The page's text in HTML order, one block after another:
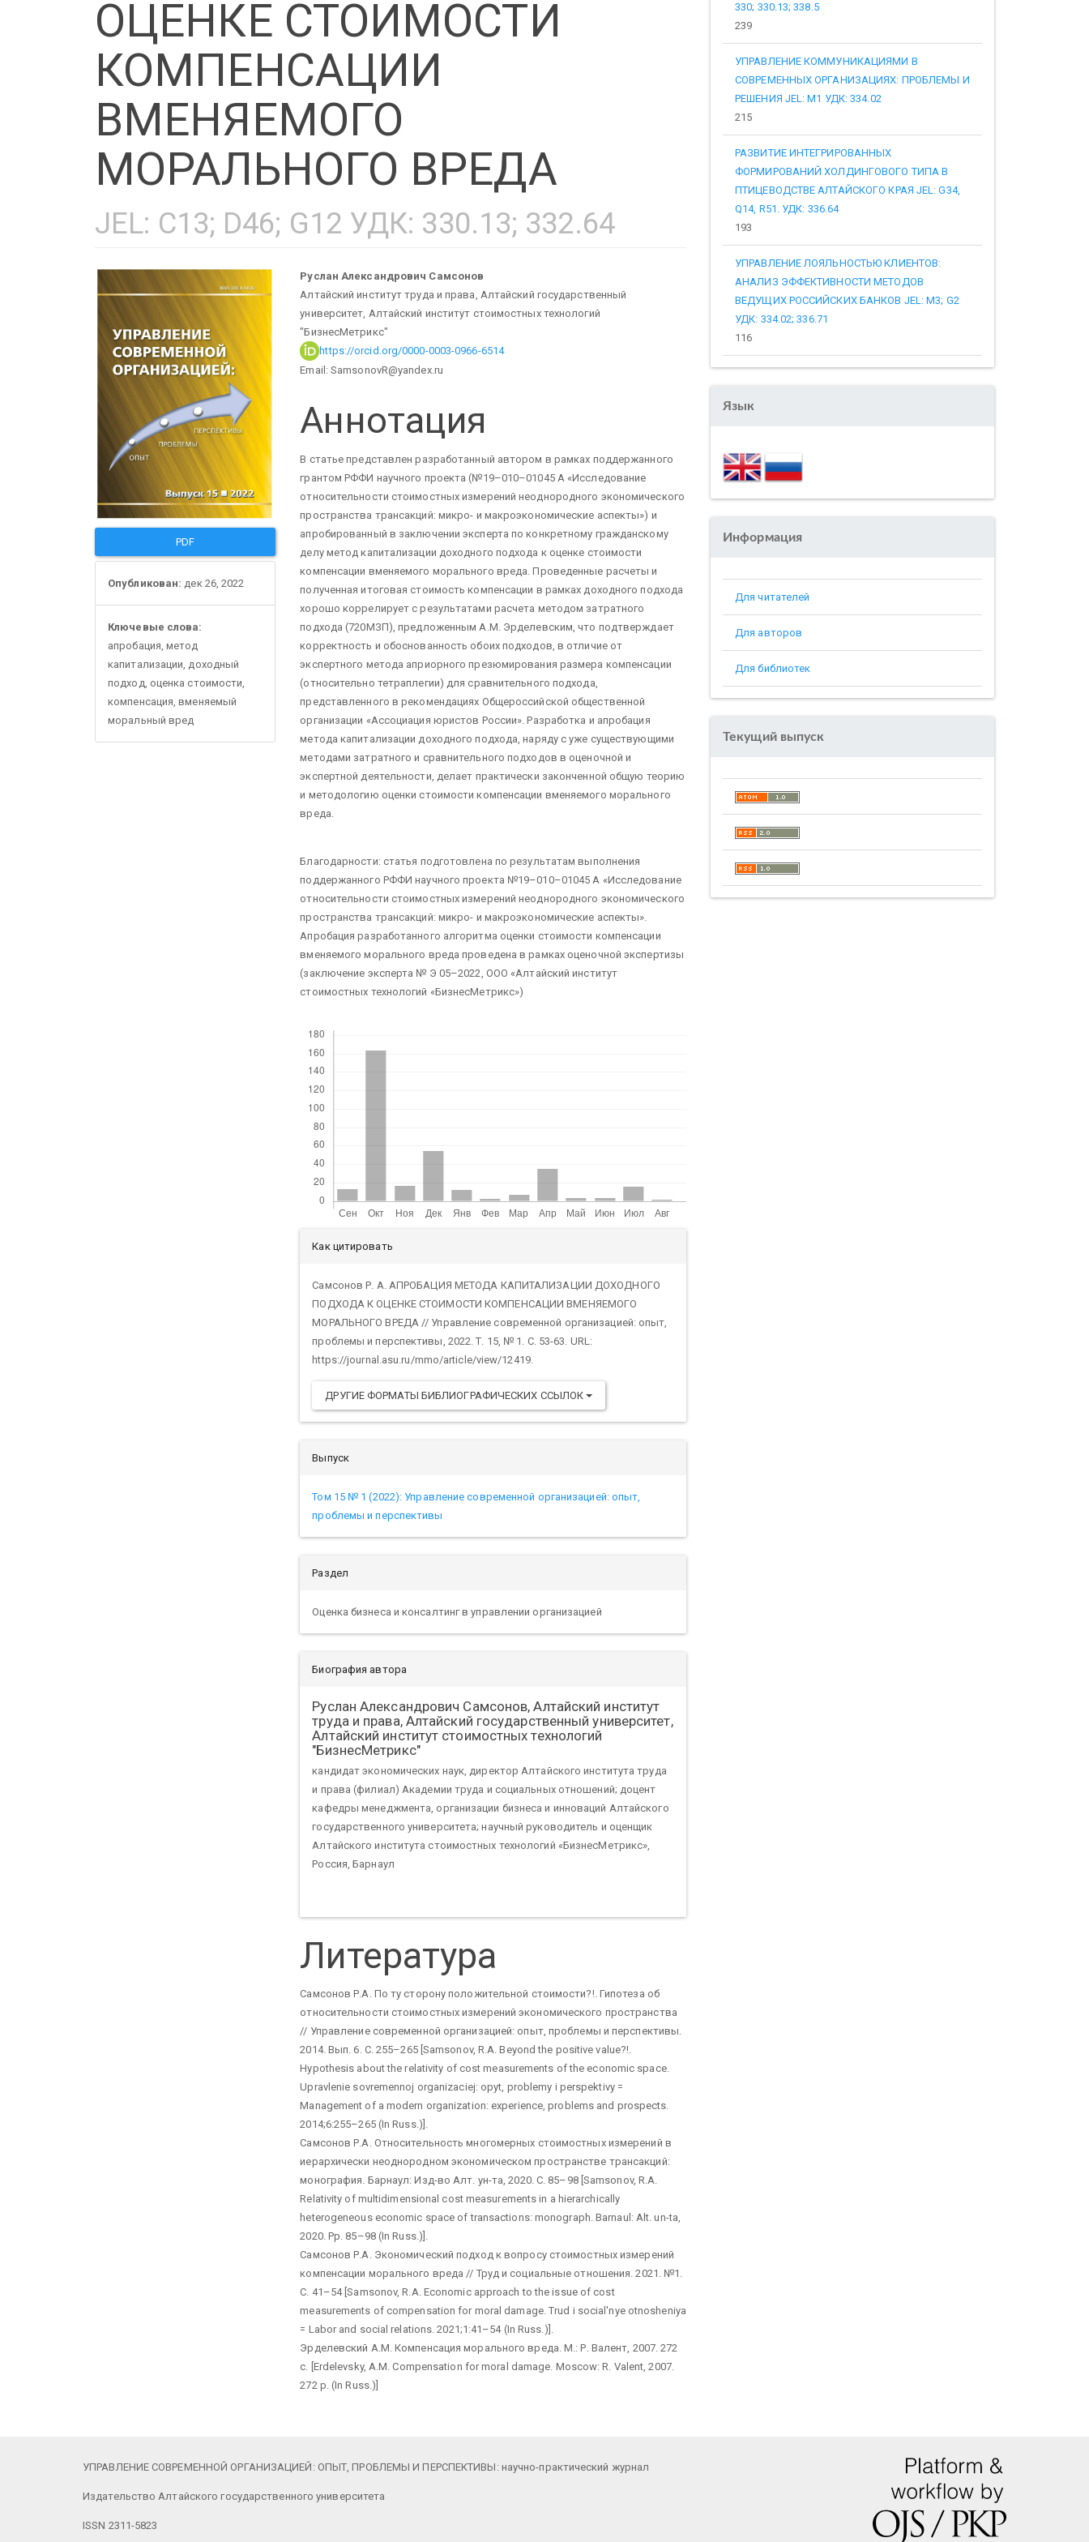
ОЦЕНКЕ СТОИМОСТИ
КОМПЕНСАЦИИ
ВМЕНЯЕМОГО
МОРАЛЬНОГО ВРЕДА
JEL: C13; D46; G12 УДК: 330.13; 332.64
Статья
боковой
панели
PDF
Опубликован: дек 26, 2022
Ключевые слова:
апробация, метод
капитализации, доходный
подход, оценка стоимости,
компенсация, вменяемый
моральный вред
Основное
содержание
статьи
Руслан Александрович Самсонов
Алтайский институт труда и права, Алтайский государственный
университет, Алтайский институт стоимостных технологий
"БизнесМетрикс"
https://orcid.org/0000-0003-0966-6514
Email: SamsonovR@yandex.ru
Аннотация
В статье представлен разработанный автором в рамках поддержанного
грантом РФФИ научного проекта (№19–010–01045 А «Исследование
относительности стоимостных измерений неоднородного экономического
пространства трансакций: микро- и макроэкономические аспекты») и
апробированный в заключении эксперта по конкретному гражданскому
делу метод капитализации доходного подхода к оценке стоимости
компенсации вменяемого морального вреда. Проведенные расчеты и
полученная итоговая стоимость компенсации в рамках доходного подхода
хорошо коррелирует с результатами расчета методом затратного
подхода (720МЗП), предложенным А.М. Эрделевским, что подтверждает
корректность и обоснованность обоих подходов, в отличие от
экспертного метода априорного презюмирования размера компенсации
(относительно тетраплегии) для сравнительного подхода,
представленного в рекомендациях Общероссийской общественной
организации «Ассоциация юристов России». Разработка и апробация
метода капитализации доходного подхода, наряду с уже существующими
методами затратного и сравнительного подходов в оценочной и
экспертной деятельности, делает практически законченной общую теорию
и методологию оценки стоимости компенсации вменяемого морального
вреда.
Благодарности: статья подготовлена по результатам выполнения
поддержанного РФФИ научного проекта №19–010–01045 А «Исследование
относительности стоимостных измерений неоднородного экономического
пространства трансакций: микро- и макроэкономические аспекты».
Апробация разработанного алгоритма оценки стоимости компенсации
вменяемого морального вреда проведена в рамках оценочной экспертизы
(заключение эксперта № Э 05–2022, ООО «Алтайский институт
стоимостных технологий «БизнесМетрикс»)
Детали
статьи
Как цитировать
Самсонов Р. А. АПРОБАЦИЯ МЕТОДА КАПИТАЛИЗАЦИИ ДОХОДНОГО
ПОДХОДА К ОЦЕНКЕ СТОИМОСТИ КОМПЕНСАЦИИ ВМЕНЯЕМОГО
МОРАЛЬНОГО ВРЕДА // Управление современной организацией: опыт,
проблемы и перспективы, 2022. Т. 15, № 1. С. 53-63. URL:
https://journal.asu.ru/mmo/article/view/12419.
ДРУГИЕ ФОРМАТЫ БИБЛИОГРАФИЧЕСКИХ ССЫЛОК
Выпуск
Том 15 № 1 (2022): Управление современной организацией: опыт,
проблемы и перспективы
Раздел
Оценка бизнеса и консалтинг в управлении организацией
Биография автора
Руслан Александрович Самсонов,Алтайский институт
труда и права, Алтайский государственный университет,
Алтайский институт стоимостных технологий
"БизнесМетрикс"
кандидат экономических наук, директор Алтайского института труда
и права (филиал) Академии труда и социальных отношений; доцент
кафедры менеджмента, организации бизнеса и инноваций Алтайского
государственного университета; научный руководитель и оценщик
Алтайского института стоимостных технологий «БизнесМетрикс»,
Россия, Барнаул
Литература
Самсонов Р.А. По ту сторону положительной стоимости?!. Гипотеза об
относительности стоимостных измерений экономического пространства
// Управление современной организацией: опыт, проблемы и перспективы.
2014. Вып. 6. С. 255–265 [Samsonov, R.A. Beyond the positive value?!.
Hypothesis about the relativity of cost measurements of the economic space.
Upravlenie sovremennoj organizaciej: opyt, problemy i perspektivy =
Management of a modern organization: experience, problems and prospects.
2014;6:255–265 (In Russ.)].
Самсонов Р.А. Относительность многомерных стоимостных измерений в
иерархически неоднородном экономическом пространстве трансакций:
монография. Барнаул: Изд-во Алт. ун-та, 2020. С. 85–98 [Samsonov, R.A.
Relativity of multidimensional cost measurements in a hierarchically
heterogeneous economic space of transactions: monograph. Barnaul: Alt. un-ta,
2020. Pp. 85–98 (In Russ.)].
Самсонов Р.А. Экономический подход к вопросу стоимостных измерений
компенсации морального вреда // Труд и социальные отношения. 2021. №1.
С. 41–54 [Samsonov, R.A. Economic approach to the issue of cost
measurements of compensation for moral damage. Trud i social'nye otnosheniya
= Labor and social relations. 2021;1:41–54 (In Russ.)].
Эрделевский А.М. Компенсация морального вреда. М.: Р. Валент, 2007. 272
с. [Erdelevsky, A.M. Compensation for moral damage. Moscow: R. Valent, 2007.
272 p. (In Russ.)]
330; 330.13; 338.5
239
УПРАВЛЕНИЕ КОММУНИКАЦИЯМИ В
СОВРЕМЕННЫХ ОРГАНИЗАЦИЯХ: ПРОБЛЕМЫ И
РЕШЕНИЯ JEL: M1 УДК: 334.02
215
РАЗВИТИЕ ИНТЕГРИРОВАННЫХ
ФОРМИРОВАНИЙ ХОЛДИНГОВОГО ТИПА В
ПТИЦЕВОДСТВЕ АЛТАЙСКОГО КРАЯ JEL: G34,
Q14, R51. УДК: 336.64
193
УПРАВЛЕНИЕ ЛОЯЛЬНОСТЬЮ КЛИЕНТОВ:
АНАЛИЗ ЭФФЕКТИВНОСТИ МЕТОДОВ
ВЕДУЩИХ РОССИЙСКИХ БАНКОВ JEL: M3; G2
УДК: 334.02; 336.71
116
Язык
Информация
Для читателей
Для авторов
Для библиотек
Текущий выпуск
УПРАВЛЕНИЕ СОВРЕМЕННОЙ ОРГАНИЗАЦИЕЙ: ОПЫТ, ПРОБЛЕМЫ И ПЕРСПЕКТИВЫ: научно-практический журнал
Издательство Алтайского государственного университета
ISSN 2311-5823